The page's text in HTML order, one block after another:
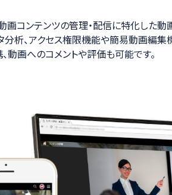
動画コンテンツの管理・配信に特化した動
析、アクセス権限機能や簡易動画編集
動画へのコメントや評価も可能です。